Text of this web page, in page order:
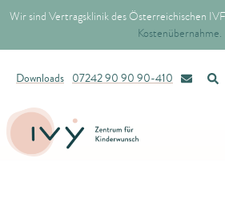
Wir sind Vertragsklinik des Österreichischen
Kostenübernahme.
Downloads 07242 90 90 90-410